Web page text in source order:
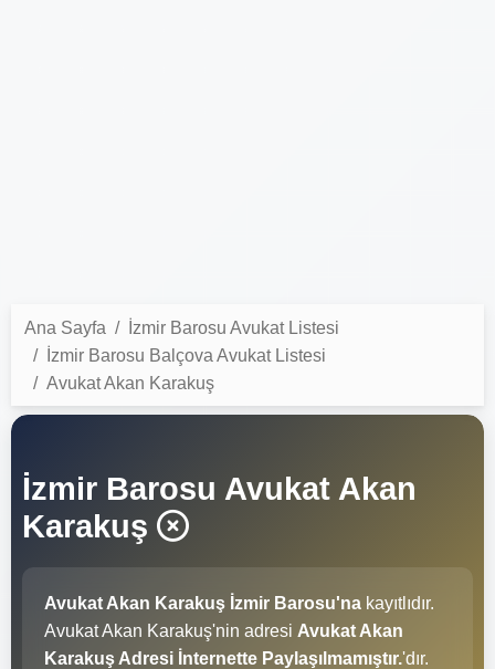
Ana Sayfa
İzmir Barosu Avukat Listesi
İzmir Barosu Balçova Avukat Listesi
Avukat Akan Karakuş
İzmir Barosu Avukat Akan
Karakuş
Avukat Akan Karakuş İzmir Barosu'na kayıtlıdır.
Avukat Akan Karakuş'nin adresi Avukat Akan
Karakuş Adresi İnternette Paylaşılmamıştır.'dır.